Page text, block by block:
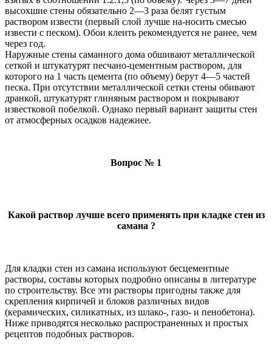
высохшие стены обязательно 2—3 раза белят густым
раствором извести (первый слой лучше на-носить смесью
извести с песком). Обои клеить рекомендуется не ранее, чем
через год.
Наружные стены саманного дома обшивают металлической
сеткой и штукатурят песчано-цементным раствором, для
которого на 1 часть цемента (по объему) берут 4—5 частей
песка. При отсутствии металлической сетки стены обивают
дранкой, штукатурят глиняным раствором и покрывают
известковой побелкой. Однако первый вариант защиты стен
от атмосферных осадков надежнее.
Вопрос № 1
Какой раствор лучше всего применять при кладке стен из
самана ?
Для кладки стен из самана используют бесцементные
растворы, составы которых подробно описаны в литературе
по строительству. Все эти растворы пригодны также для
скрепления кирпичей и блоков различных видов
(керамических, силикатных, из шлако-, газо- и пенобетона).
Ниже приводятся несколько распространенных и простых
рецептов подобных растворов.